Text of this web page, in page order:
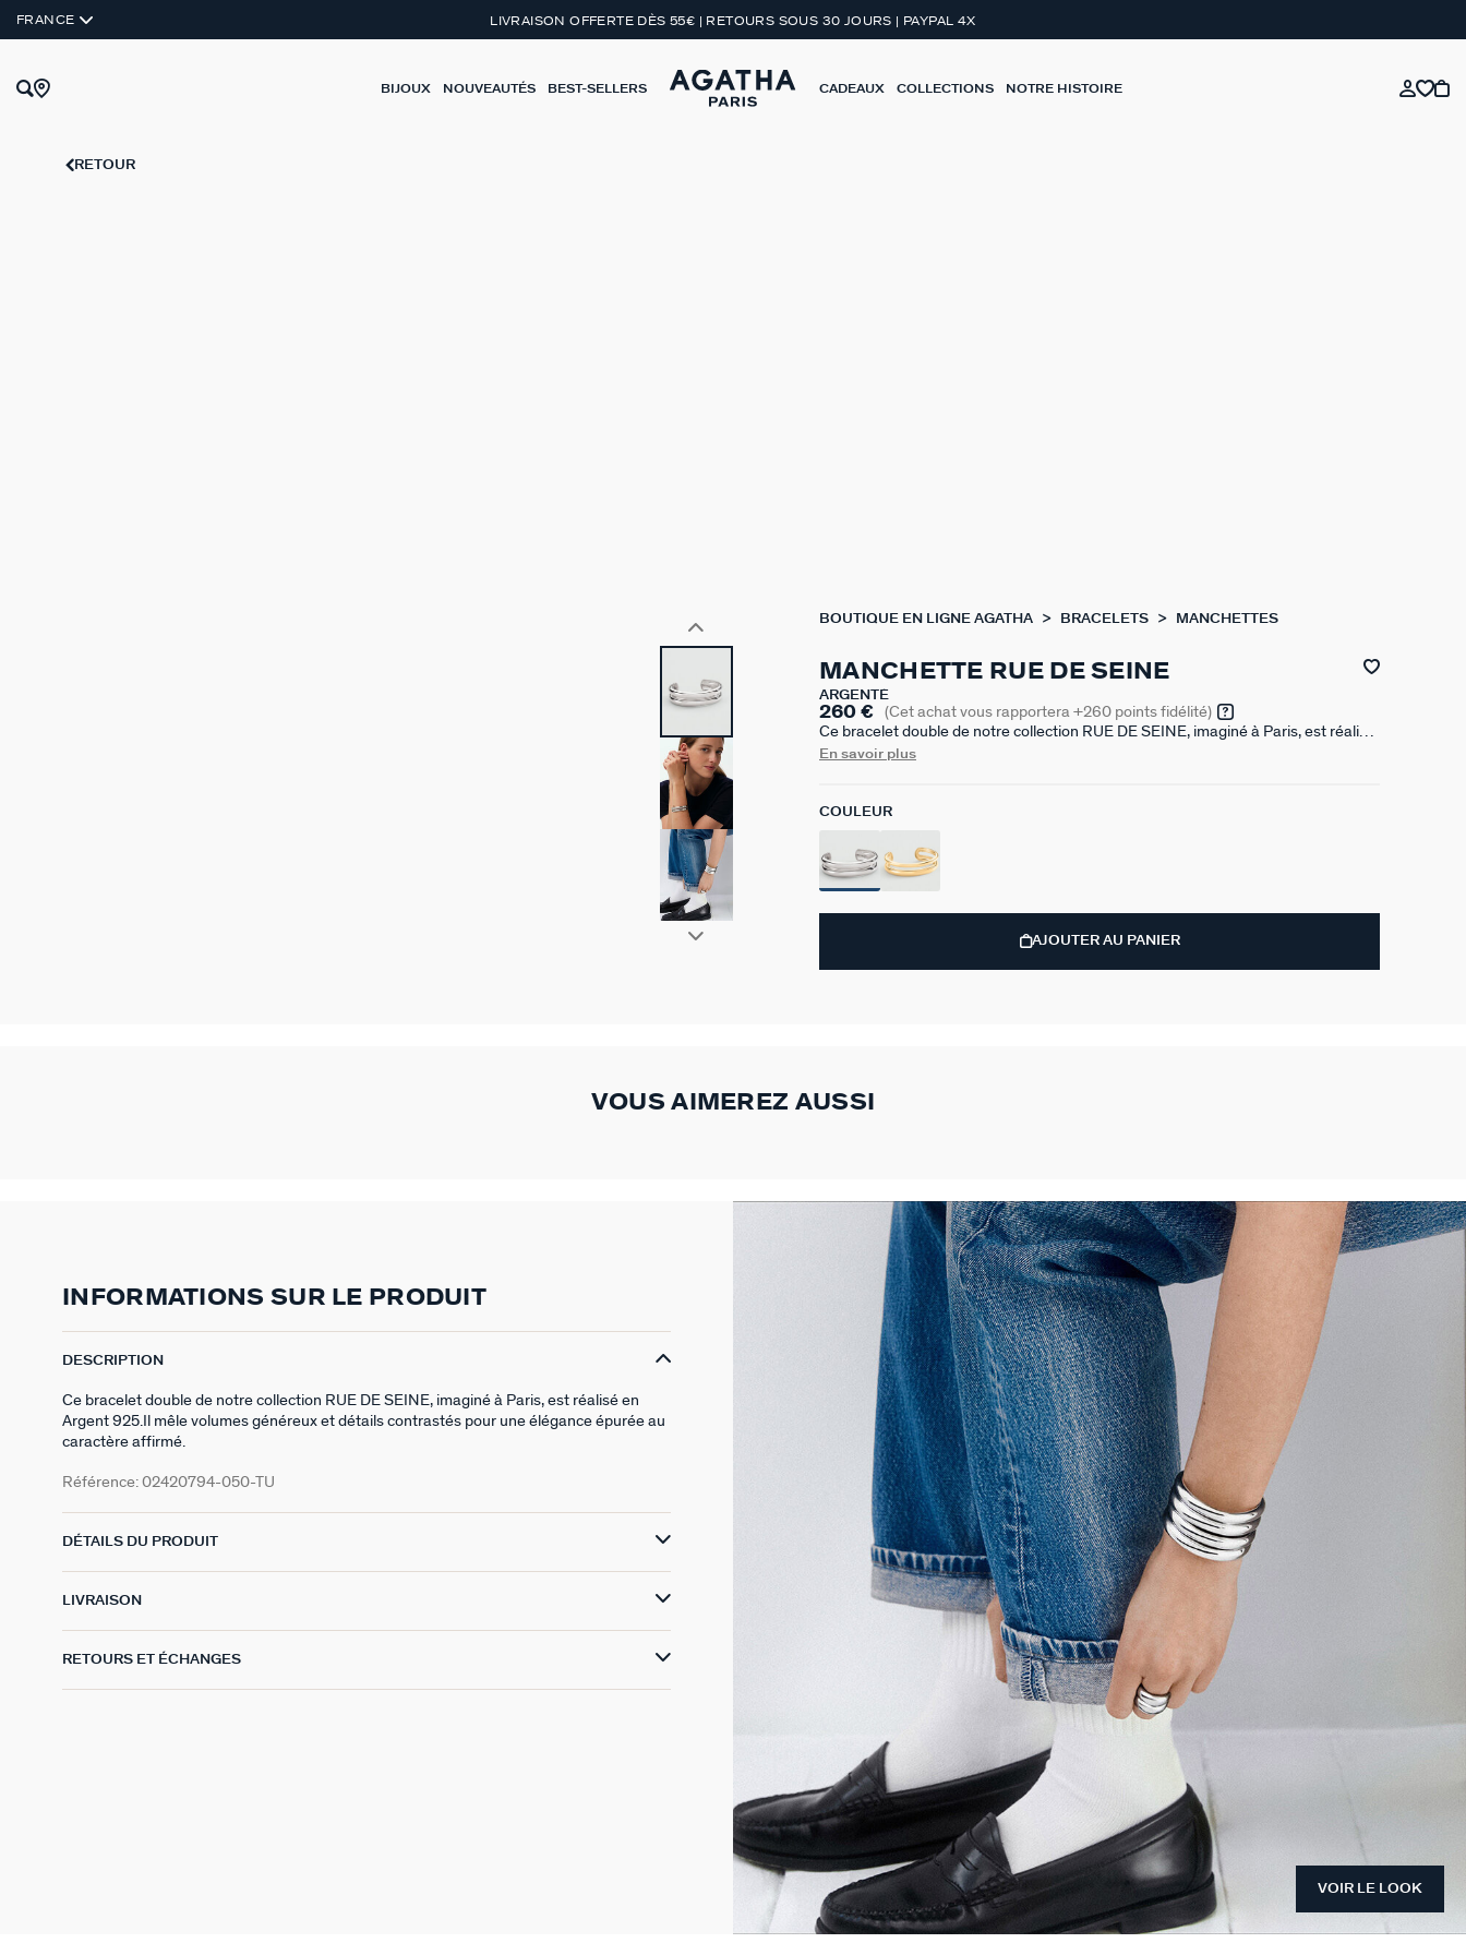
FRANCE LIVRAISON OFFERTE DÈS 55€ | RETOURS SOUS 30 JOURS | PAYPAL 4X
BIJOUX NOUVEAUTÉS BEST-SELLERS CADEAUX COLLECTIONS NOTRE HISTOIRE
RETOUR
BOUTIQUE EN LIGNE AGATHA BRACELETS MANCHETTES
MANCHETTE RUE DE SEINE
ARGENTÉ
260 € (Cet achat vous rapportera +260 points fidélité)
Ce bracelet double de notre collection RUE DE SEINE, imaginé à Paris, est réalisé
en Argent 925.Il mêle volumes généreux et détails contrastés pour une élégance
En savoir plus
COULEUR
AJOUTER AU PANIER
VOUS AIMEREZ AUSSI
VOIR LE LOOK
INFORMATIONS SUR LE PRODUIT
DESCRIPTION
Ce bracelet double de notre collection RUE DE SEINE, imaginé à Paris, est réalisé en
Argent 925.Il mêle volumes généreux et détails contrastés pour une élégance épurée au
caractère affirmé.
Référence: 02420794-050-TU
DÉTAILS DU PRODUIT
LIVRAISON
RETOURS ET ÉCHANGES